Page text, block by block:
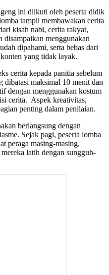
ini diikuti oleh peserta didik
tampil membawakan cerita
kisah nabi, cerita rakyat,
disampaikan menggunakan
dipahami, serta bebas dari
yang tidak layak.
cerita kepada panitia sebelum
dibatasi maksimal 10 menit dan
dengan menggunakan kostum
cerita. Aspek kreativitas,
penting dalam penilaian.
berlangsung dengan
Sejak pagi, peserta lomba
peraga masing-masing,
latih dengan sungguh-